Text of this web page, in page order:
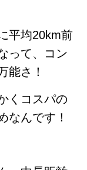
平均20km前
って、コン
能さ！
くコスパの
なんです！